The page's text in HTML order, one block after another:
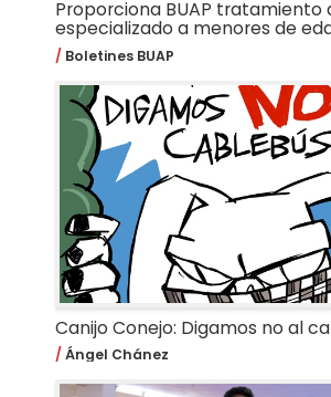
Proporciona BUAP tratamiento
especializado a menores de
Boletines BUAP
Canijo Conejo: Digamos no al
Ángel Chánez